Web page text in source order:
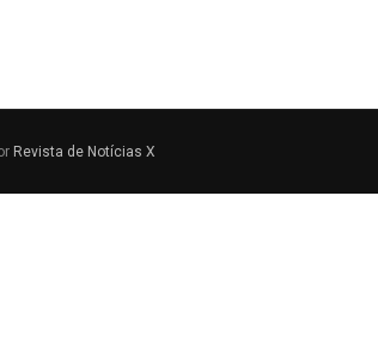
Revista de Notícias X